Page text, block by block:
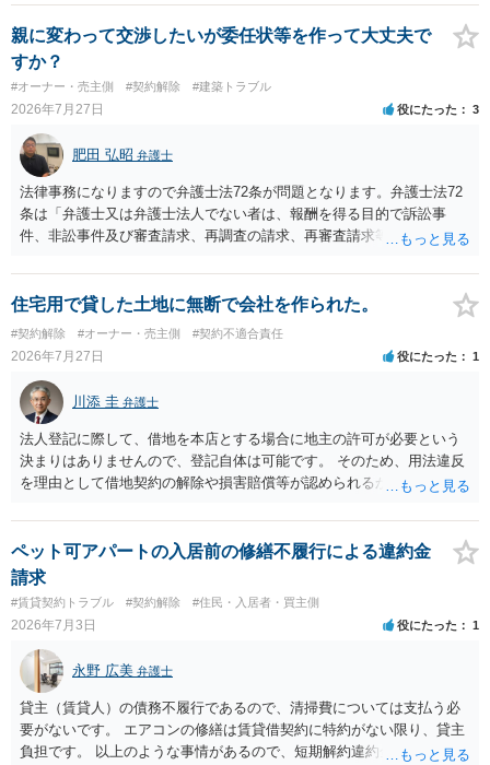
れますが、これは法的な保証ではありません。 ただ、解除まで認めら
れるかどうかについては信頼関係が破壊されたかどうかで判断されま
すので、建物を事務所・店舗用に大きく改築する等までなさらない限
り、リスクはそれほど大きくないかもしれません。 しかしそれでも、
大家さんが契約違反を口実に、将来の更新時に更新料の上乗せを要求
したり、立ち退きを迫る材料に使ったりする可能性は否定できませ
ん。
親に変わって交渉したいが委任状等を作って大丈夫で
すか？
#オーナー・売主側 #契約解除 #建築トラブル
2026年7月27日 役にたった 3
肥田 弘昭 弁護士
法律事務になりますので弁護士法72条が問題となります。弁護士法72
条は「弁護士又は弁護士法人でない者は、報酬を得る目的で訴訟事
件、非訟事件及び審査請求、再調査の請求、再審査請求等行政庁に対
しくは和解その他の法律事務を取り扱い、又はこれらの周旋をするこ
とを業とすることができない。ただし、この法律又は他の法律に別段
の定めがある場合は、この限りでない。」とのことから、報酬を得る
目的がないのであれば適法です。なぜなら、弁護士法72条に違反しな
いのであれば、委任については無償で委任者が受任者に委任できるか
らです。ご参考にしてください。
住宅用で貸した土地に無断で会社を作られた。
#契約解除 #オーナー・売主側 #契約不適合責任
2026年7月27日 役にたった 1
川添 圭 弁護士
法人登記に際して、借地を本店とする場合に地主の許可が必要という
決まりはありませんので、登記自体は可能です。 そのため、用法違反
を理由として借地契約の解除や損害賠償等が認められるかどうかが問
の建物を住居用に限定する（事業に使用しない）特約があると評価で
きるかどうかが重要でしょう（借地契約締結後に賃借人が建物を店舗
に改装したという事案で、住居に限定する特約までは存在しなかった
として契約解除を認めなかった裁判例があります）。契約条項の記載
や解釈の問題になりますので、弁護士へ直接相談されることをお勧め
します。
ペット可アパートの入居前の修繕不履行による違約金
請求
#賃貸契約トラブル #契約解除 #住民・入居者・買主側
2026年7月3日 役にたった 1
永野 広美 弁護士
貸主（賃貸人）の債務不履行であるので、清掃費については支払う必
要がないです。 エアコンの修繕は賃貸借契約に特約がない限り、貸主
負担です。 以上のような事情があるので、短期解約違約金を支払う必